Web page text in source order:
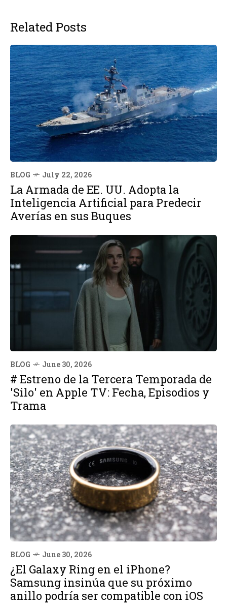
Related Posts
BLOG July 22, 2026
La Armada de EE. UU. Adopta la
Inteligencia Artificial para Predecir
Averías en sus Buques
BLOG June 30, 2026
# Estreno de la Tercera Temporada de
'Silo' en Apple TV: Fecha, Episodios y
Trama
BLOG June 30, 2026
¿El Galaxy Ring en el iPhone?
Samsung insinúa que su próximo
anillo podría ser compatible con iOS